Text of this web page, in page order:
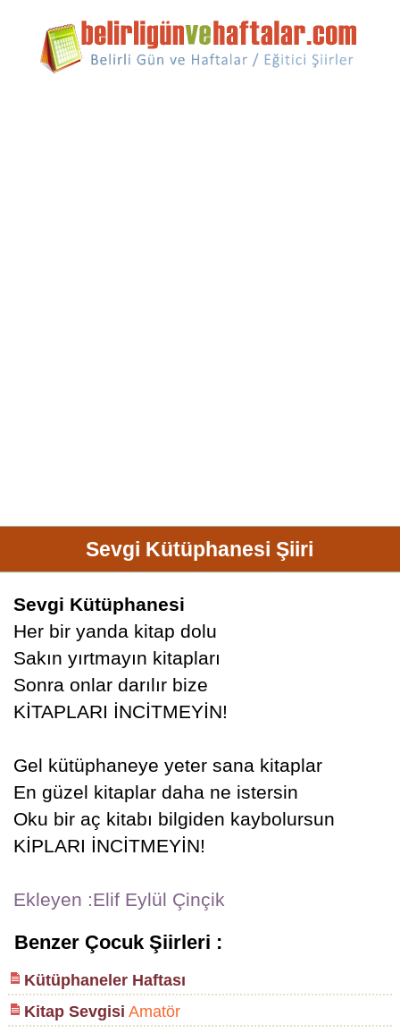
Sevgi Kütüphanesi Şiiri
Sevgi Kütüphanesi
Her bir yanda kitap dolu
Sakın yırtmayın kitapları
Sonra onlar darılır bize
KİTAPLARI İNCİTMEYİN!
Gel kütüphaneye yeter sana kitaplar
En güzel kitaplar daha ne istersin
Oku bir aç kitabı bilgiden kaybolursun
KİPLARI İNCİTMEYİN!
Ekleyen :Elif Eylül Çinçik
Benzer Çocuk Şiirleri :
Kütüphaneler Haftası
Kitap Sevgisi Amatör